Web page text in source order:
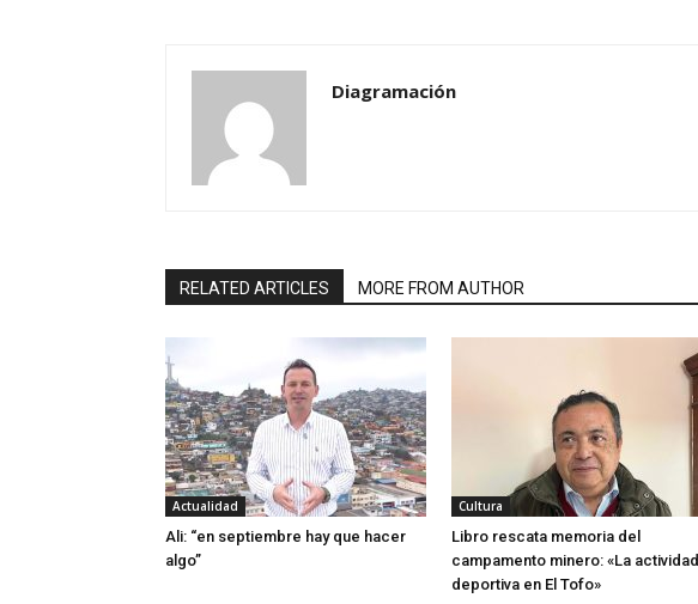
Diagramación
RELATED ARTICLES MORE FROM AUTHOR
Actualidad
Ali: “en septiembre hay que hacer
algo”
Cultura
Libro rescata memoria del
campamento minero: «La actividad
deportiva en El Tofo»